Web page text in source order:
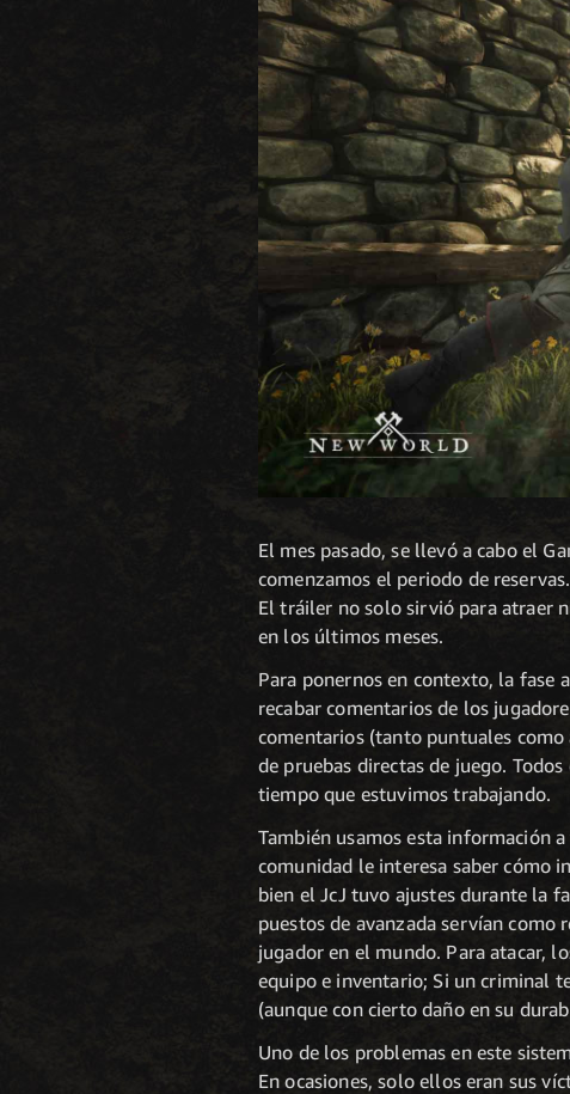
El mes pasado, se llevó a cabo el
comenzamos el periodo de
El tráiler no solo sirvió para atraer
en los últimos meses.
Para ponernos en contexto, la fase
recabar comentarios de los
comentarios (tanto puntuales como
de pruebas directas de juego.
tiempo que estuvimos trabajando.
También usamos esta información
comunidad le interesa saber cómo
bien el JcJ tuvo ajustes durante la
puestos de avanzada servían
jugador en el mundo. Para atacar,
equipo e inventario; Si un criminal
(aunque con cierto daño en su
Uno de los problemas en este
En ocasiones, solo ellos eran sus